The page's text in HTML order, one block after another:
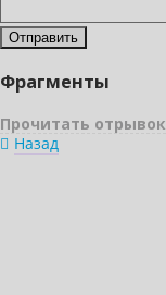
Фрагменты
Прочитать
Назад